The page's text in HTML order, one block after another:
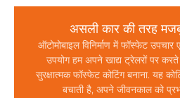
असली कार की तरह
ऑटोमोबाइल विनिर्माण में फॉस्फेट
उपयोग हम अपने खाद्य ट्रेलरों पर
सुरक्षात्मक फॉस्फेट कोटिंग बनाना. यह
बचाती है, अपने जीवनकाल को